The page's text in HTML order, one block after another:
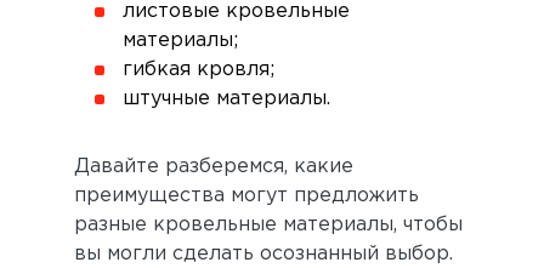
листовые кровельные
материалы;
гибкая кровля;
штучные материалы.
Давайте разберемся, какие
преимущества могут предложить
разные кровельные материалы, чтобы
вы могли сделать осознанный выбор.